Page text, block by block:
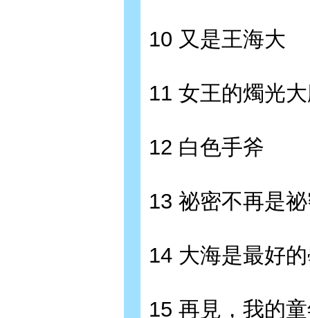
10 又是王海大
11 女王的燭光
12 白色手斧
13 祕密不再是
14 大海是最好
15 再見，我的